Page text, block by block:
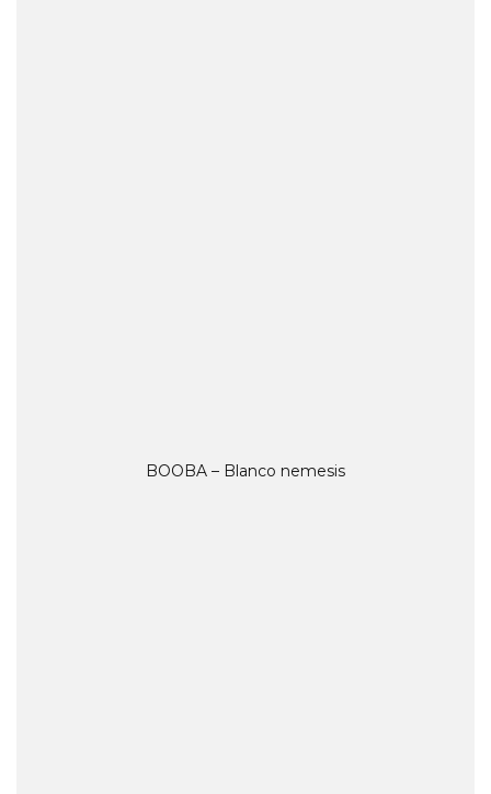
BOOBA – Blanco nemesis